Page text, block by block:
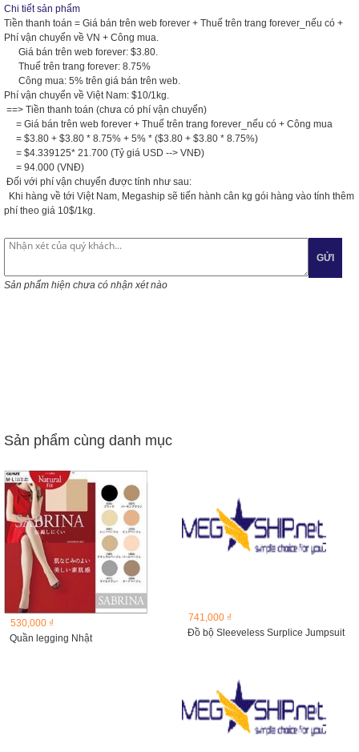
Chi tiết sản phẩm
Tiền thanh toán = Giá bán trên web forever + Thuế trên trang forever_nếu có +
Phí vận chuyển về VN + Công mua.
Giá bán trên web forever: $3.80.
Thuế trên trang forever: 8.75%
Công mua: 5% trên giá bán trên web.
Phí vận chuyển về Việt Nam: $10/1kg.
==> Tiền thanh toán (chưa có phí vận chuyển)
= Giá bán trên web forever + Thuế trên trang forever_nếu có + Công mua
= $3.80 + $3.80 * 8.75% + 5% * ($3.80 + $3.80 * 8.75%)
= $4.339125* 21.700 (Tỷ giá USD --> VNĐ)
= 94.000 (VNĐ)
Đối với phí vận chuyển được tính như sau:
Khi hàng về tới Việt Nam, Megaship sẽ tiến hành cân kg gói hàng vào tính thêm
phí theo giá 10$/1kg.
GỬI
Sản phẩm hiện chưa có nhận xét nào
Sản phẩm cùng danh mục
530,000 ₫
Quần legging Nhật
741,000 ₫
Đồ bộ Sleeveless Surplice Jumpsuit